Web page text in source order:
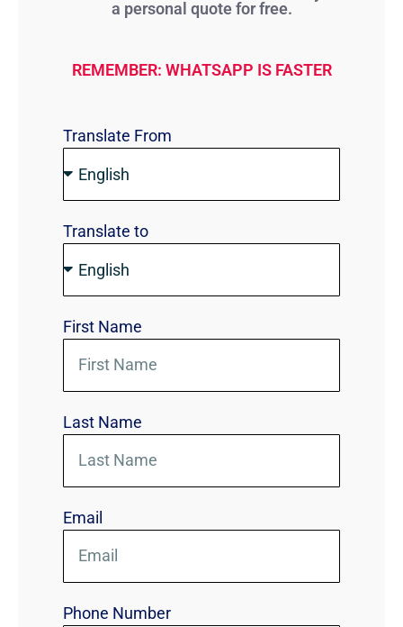
a personal quote for free.
REMEMBER: WHATSAPP IS FASTER
Translate From
Translate to
First Name
Last Name
Email
Phone Number